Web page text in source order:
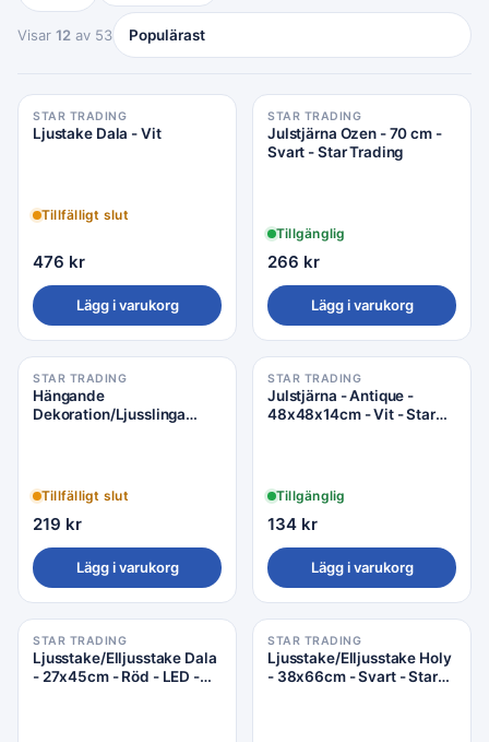
Visar 12 av 53
STAR TRADING
Ljustake Dala - Vit
Tillfälligt slut
476 kr
Lägg i varukorg
STAR TRADING
Julstjärna Ozen - 70 cm -
Svart - Star Trading
Tillgänglig
266 kr
Lägg i varukorg
STAR TRADING
Hängande
Dekoration/Ljusslinga
Tillfälligt slut
219 kr
Lägg i varukorg
STAR TRADING
Julstjärna - Antique -
48x48x14cm - Vit - Star
Tillgänglig
134 kr
Lägg i varukorg
STAR TRADING
Ljusstake/Elljusstake Dala
- 27x45cm - Röd - LED -
STAR TRADING
Ljusstake/Elljusstake Holy
- 38x66cm - Svart - Star